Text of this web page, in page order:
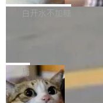
P9 patch03及以上版本
很多中国音视频开发者而
“启蒙老师”。 而今年，恰
年。FFmpeg 社区最终选
字，留下了这份纪念。
导致公司在多个项目上超
编写程序，目标是完成电
列表的数据匹配 —— 一项
务，最终却产生了 180
白开水不加糖
e CEO Clément
没有拐弯抹角。他说中国
且按目前的速度，中国 AI
局
当 AI agent 把源码变